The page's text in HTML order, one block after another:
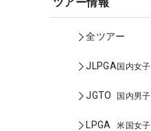
全ツアー
JLPGA国内女子
JGTO 国内男子
LPGA 米国女子